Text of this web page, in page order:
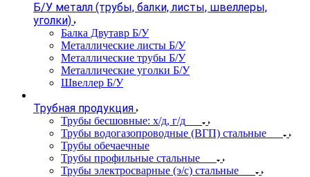
Б/У металл (трубы, балки, листы, швеллеры,
уголки)
Балка Двутавр Б/У
Металлические листы Б/У
Металлические трубы Б/У
Металлические уголки Б/У
Швеллер Б/У
Трубная продукция
Трубы бесшовные: х/д, г/д
Трубы водогазопроводные (ВГП) стальные
Трубы обечаечные
Трубы профильные стальные
Трубы электросварные (э/с) стальные